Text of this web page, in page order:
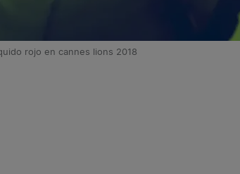
rojo en cannes lions 2018